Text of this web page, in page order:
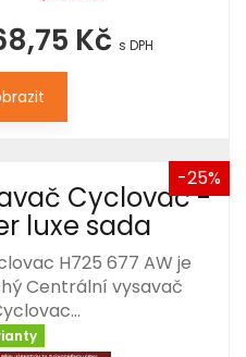
Kč s DPH
-25%
Cyclovac -
luxe sada
H725 677 AW je
Centrální vysavač